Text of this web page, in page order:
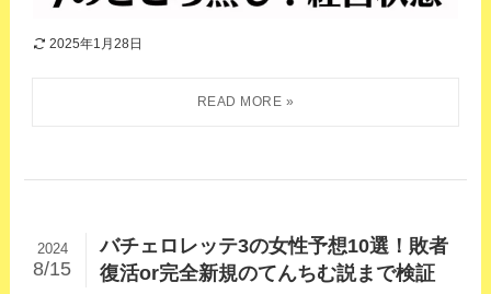
2025年1月28日
バチェロレッテ3の女性予想10選！敗者
復活or完全新規のてんちむ説まで検証
2024
8/15